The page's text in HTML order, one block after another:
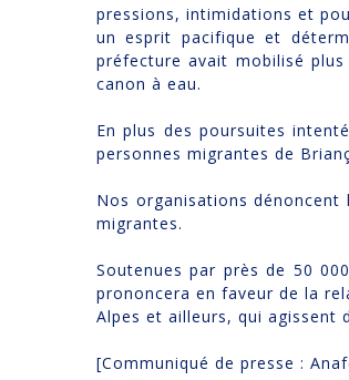
pressions, intimidations et
un esprit pacifique et
préfecture avait mobilisé plus
canon à eau.
En plus des poursuites
personnes migrantes de
Nos organisations dénoncent
migrantes.
Soutenues par près de 50
prononcera en faveur de la
Alpes et ailleurs, qui agissent
[Communiqué de presse :